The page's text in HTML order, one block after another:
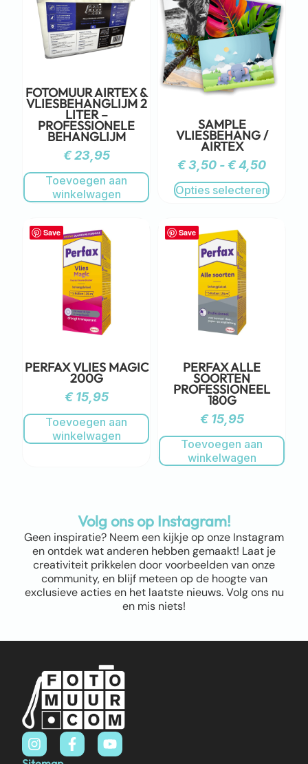
FOTOMUUR AIRTEX &
VLIESBEHANGLIJM 2
LITER –
PROFESSIONELE
BEHANGLIJM
€23,95
Toevoegen aan
winkelwagen
SAMPLE
VLIESBEHANG /
AIRTEX
€3,50 - €4,50
Opties selecteren
Save
PERFAX VLIES MAGIC
200G
€15,95
Toevoegen aan
winkelwagen
Save
PERFAX ALLE
SOORTEN
PROFESSIONEEL
180G
€15,95
Toevoegen aan
winkelwagen
Volg ons op Instagram!
Geen inspiratie? Neem een kijkje op onze Instagram
en ontdek wat anderen hebben gemaakt! Laat je
creativiteit prikkelen door voorbeelden van onze
community, en blijf meteen op de hoogte van
exclusieve acties en het laatste nieuws. Volg ons nu
en mis niets!